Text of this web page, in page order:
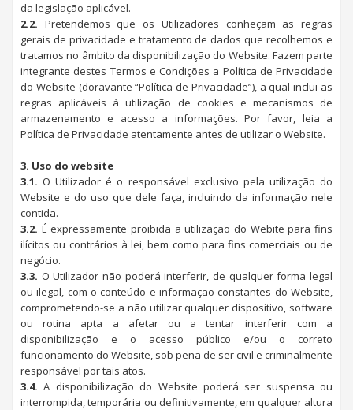
da legislação aplicável.
2.2. Pretendemos que os Utilizadores conheçam as regras
gerais de privacidade e tratamento de dados que recolhemos e
tratamos no âmbito da disponibilização do Website. Fazem parte
integrante destes Termos e Condições a Política de Privacidade
do Website (doravante “Política de Privacidade”), a qual inclui as
regras aplicáveis à utilização de cookies e mecanismos de
armazenamento e acesso a informações. Por favor, leia a
Política de Privacidade atentamente antes de utilizar o Website.
3. Uso do website
3.1. O Utilizador é o responsável exclusivo pela utilização do
Website e do uso que dele faça, incluindo da informação nele
contida.
3.2. É expressamente proibida a utilização do Webite para fins
ilícitos ou contrários à lei, bem como para fins comerciais ou de
negócio.
3.3. O Utilizador não poderá interferir, de qualquer forma legal
ou ilegal, com o conteúdo e informação constantes do Website,
comprometendo-se a não utilizar qualquer dispositivo, software
ou rotina apta a afetar ou a tentar interferir com a
disponibilização e o acesso público e/ou o correto
funcionamento do Website, sob pena de ser civil e criminalmente
responsável por tais atos.
3.4. A disponibilização do Website poderá ser suspensa ou
interrompida, temporária ou definitivamente, em qualquer altura